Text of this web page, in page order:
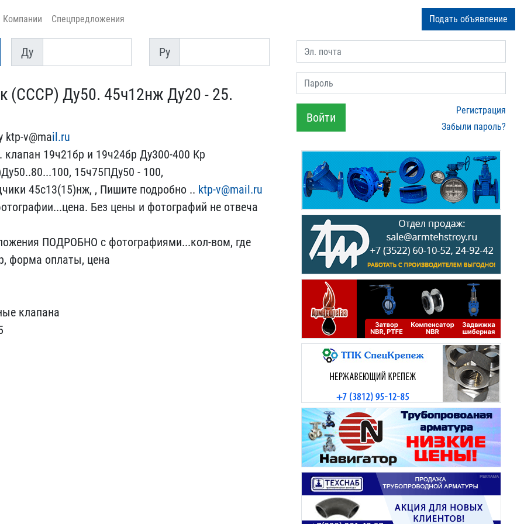
Компании Спецпредложения Подать объявление
Ду
Ду
Py
Py
(СССР) Ду50​. 45ч12нж Ду20 - 25.
v@ma​il.ru
клапан 19ч21бр и ​19ч24бр Ду300-400 Кр​
15ч75ПДу50 - 100,​
4​5с13(15)нж, , Пишите по​дробно .. ktp-v@mail.ru
Без цен​ы и фотографий не отвеча​
ПОДРОБНО с фотографиями​...кол-вом, где
форма оплат​ы, цена
клапана
Эл. почта
Пароль
Войти
Регистрация
Забыли пароль?